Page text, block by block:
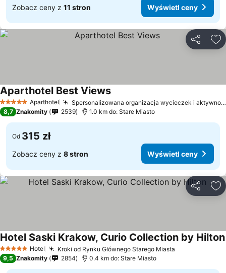
Zobacz ceny z 11 stron Wyświetl ceny
5 KategoriaAparthotel Spersonalizowana organizacja wycieczek i aktywności
Aparthotel Best Views
8,7 Znakomity 2539 1.0 km do: Stare Miasto
Od 315 zł
Zobacz ceny z 8 stron Wyświetl ceny
5 KategoriaHotel Kroki od Rynku Głównego Starego Miasta
Hotel Saski Krakow, Curio Collection by Hilton
9,5 Znakomity 2854 0.4 km do: Stare Miasto